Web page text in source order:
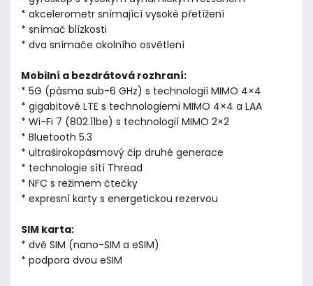
* akcelerometr snímající vysoké přetížení
* snímač blízkosti
* dva snímače okolního osvětlení
Mobilní a bezdrátová rozhraní:
* 5G (pásma sub-6 GHz) s technologií MIMO 4×4
* gigabitové LTE s technologiemi MIMO 4×4 a LAA
* Wi-Fi 7 (802.11be) s technologií MIMO 2×2
* Bluetooth 5.3
* ultraširokopásmový čip druhé generace
* technologie sítí Thread
* NFC s režimem čtečky
* expresní karty s energetickou rezervou
SIM karta:
* dvě SIM (nano-SIM a eSIM)
* podpora dvou eSIM